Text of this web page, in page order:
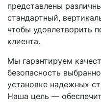
представлены
стандартный,
чтобы удовлетворить
клиента.
Мы гарантируем
безопасность
установке надежных
Наша цель —